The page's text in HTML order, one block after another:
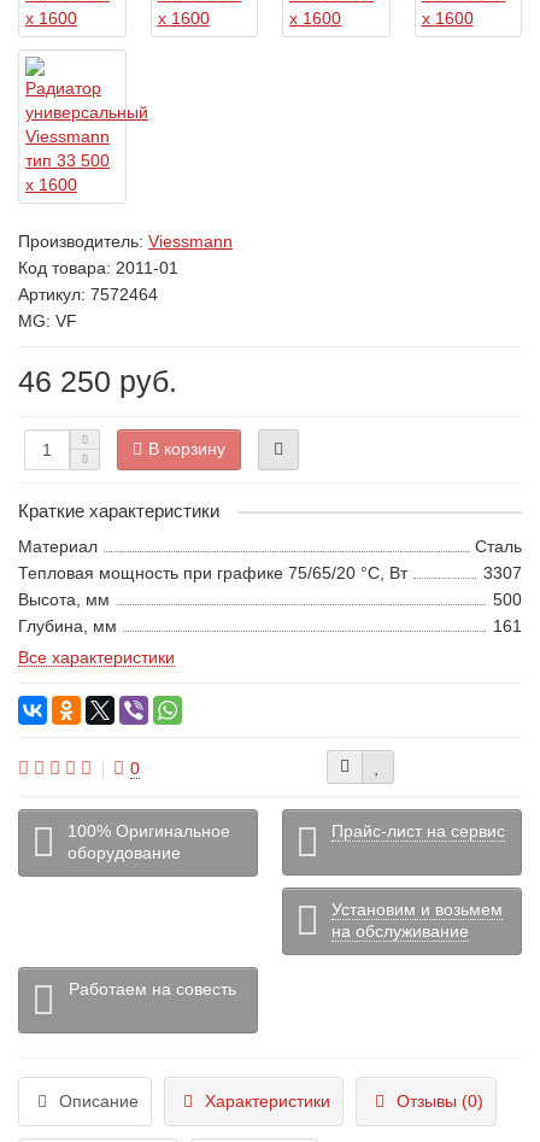
Производитель: Viessmann
Код товара: 2011-01
Артикул: 7572464
MG: VF
46 250 руб.
В корзину
Краткие характеристики
Материал
Сталь
Тепловая мощность при графике 75/65/20 °С, Вт
3307
Высота, мм
500
Глубина, мм
161
Все характеристики
0
100% Оригинальное
оборудование
Прайс-лист на сервис
Установим и возьмем
на обслуживание
Работаем на совесть
Описание Характеристики Отзывы (0)